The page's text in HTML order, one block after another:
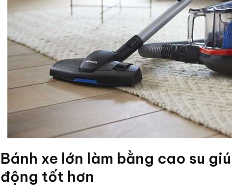
Bánh xe lớn làm bằng cao su
động tốt hơn